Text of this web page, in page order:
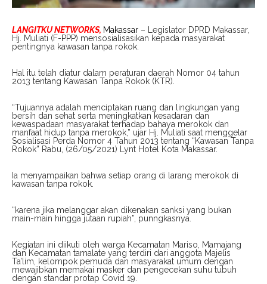
LANGITKU NETWORKS, Makassar –
Legislator DPRD Makassar,
Hj. Muliati (F-PPP) mensosialisasikan kepada masyarakat
pentingnya kawasan tanpa rokok.
Hal itu telah diatur dalam peraturan daerah Nomor 04 tahun
2013 tentang Kawasan Tanpa Rokok (KTR).
“Tujuannya adalah menciptakan ruang dan lingkungan yang
bersih dan sehat serta meningkatkan kesadaran dan
kewaspadaan masyarakat terhadap bahaya merokok dan
manfaat hidup tanpa merokok,” ujar Hj. Muliati saat menggelar
Sosialisasi Perda Nomor 4 Tahun 2013 tentang “Kawasan Tanpa
Rokok” Rabu, (26/05/2021) Lynt Hotel Kota Makassar.
Ia menyampaikan bahwa setiap orang di larang merokok di
kawasan tanpa rokok.
“karena jika melanggar akan dikenakan sanksi yang bukan
main-main hingga jutaan rupiah”, punngkasnya.
Kegiatan ini diikuti oleh warga Kecamatan Mariso, Mamajang
dan Kecamatan tamalate yang terdiri dari anggota Majelis
Ta’lim, kelompok pemuda dan masyarakat umum dengan
mewajibkan memakai masker dan pengecekan suhu tubuh
dengan standar protap Covid 19.